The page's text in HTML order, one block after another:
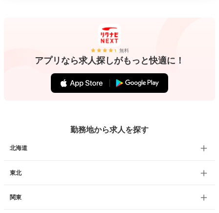
無料
アプリなら求人探しがもっと快適に！
勤務地から求人を探す
北海道
東北
関東